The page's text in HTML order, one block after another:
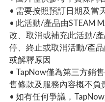
• 需要按照預訂日期及當
• 此活動/產品由STEAM
改、取消或補充此活動/
停、終止或取消活動/產
或解釋原因
• TapNow僅為第三方銷
售條款及服務內容概不負
• 如有任何爭議，